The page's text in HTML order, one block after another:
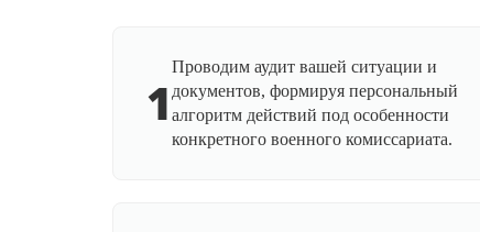
1
Проводим аудит вашей ситуации и
документов, формируя персональный
алгоритм действий под особенности
конкретного военного комиссариата.